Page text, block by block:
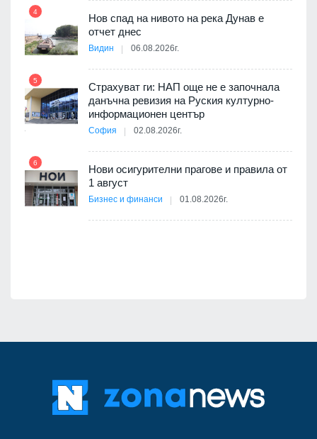
4
Нов спад на нивото на река Дунав е
отчет днес
Видин 06.08.2026г.
5
Страхуват ги: НАП още не е започнала
данъчна ревизия на Руския културно-
информационен център
София 02.08.2026г.
6
Нови осигурителни прагове и правила от
1 август
Бизнес и финанси 01.08.2026г.